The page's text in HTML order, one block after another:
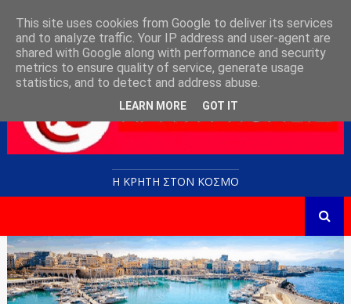
Η ΚΡΗΤΗ ΣΤΟN KOΣΜΟ
This site uses cookies from Google to deliver its services
and to analyze traffic. Your IP address and user-agent are
shared with Google along with performance and security
metrics to ensure quality of service, generate usage
statistics, and to detect and address abuse.
LEARN MORE GOT IT